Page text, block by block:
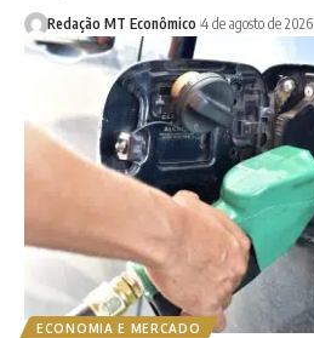
Redação MT Econômico 4 de agosto de 2026
ECONOMIA E MERCADO